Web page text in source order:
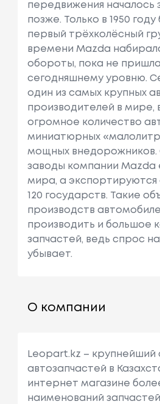
передвижения началось
позже. Только в 1950
первый трёхколёсный
времени Mazda
обороты, пока не
сегодняшнему уровню.
один из самых крупных
производителей в мире,
огромное количество
миниатюрных
мощных внедорожников.
заводы компании Mazda
мира, а экспортируются
120 государств. Такие
производств
производить и большое
запчастей, ведь спрос
убывает.
О компании
Leopart.kz – крупнейший
автозапчастей в
интернет магазине
наименований